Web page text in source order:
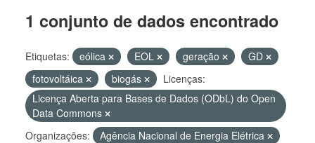
1 conjunto de dados encontrado
Etiquetas: eólica EOL geração
GD
fotovoltáica
biogás
Licenças:
Licença Aberta para Bases de Dados (ODbL) do Open
Data Commons
Organizações:
Agência Nacional de Energia Elétrica